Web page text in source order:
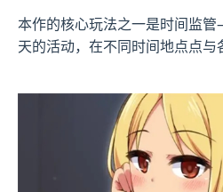
本作的核心玩法之一是时间监
天的活动，在不同时间地点点与